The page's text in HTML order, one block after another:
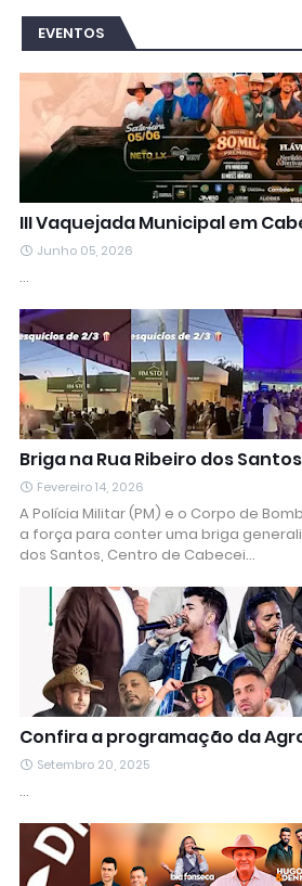
EVENTOS
III Vaquejada Municipal em
Junho 05, 2026
…
Briga na Rua Ribeiro dos
Fevereiro 14, 2026
A Polícia Militar (PM) e o Corpo de
a força para conter uma briga
dos Santos, Centro de Cabecei…
Confira a programação da
Setembro 20, 2025
…